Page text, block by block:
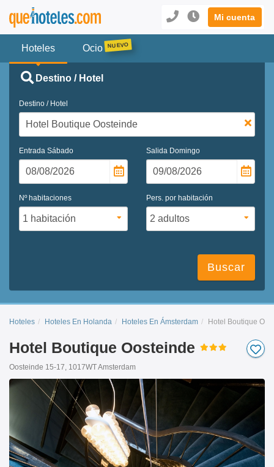
Mi cuenta
Hoteles Ocio
Destino / Hotel
Destino / Hotel
Entrada Sábado Salida Domingo
Nº habitaciones Pers. por habitación
Buscar
Hoteles Hoteles En Holanda Hoteles En Ámsterdam Hotel Boutique
Hotel Boutique Oosteinde
Oosteinde 15-17, 1017WT Amsterdam